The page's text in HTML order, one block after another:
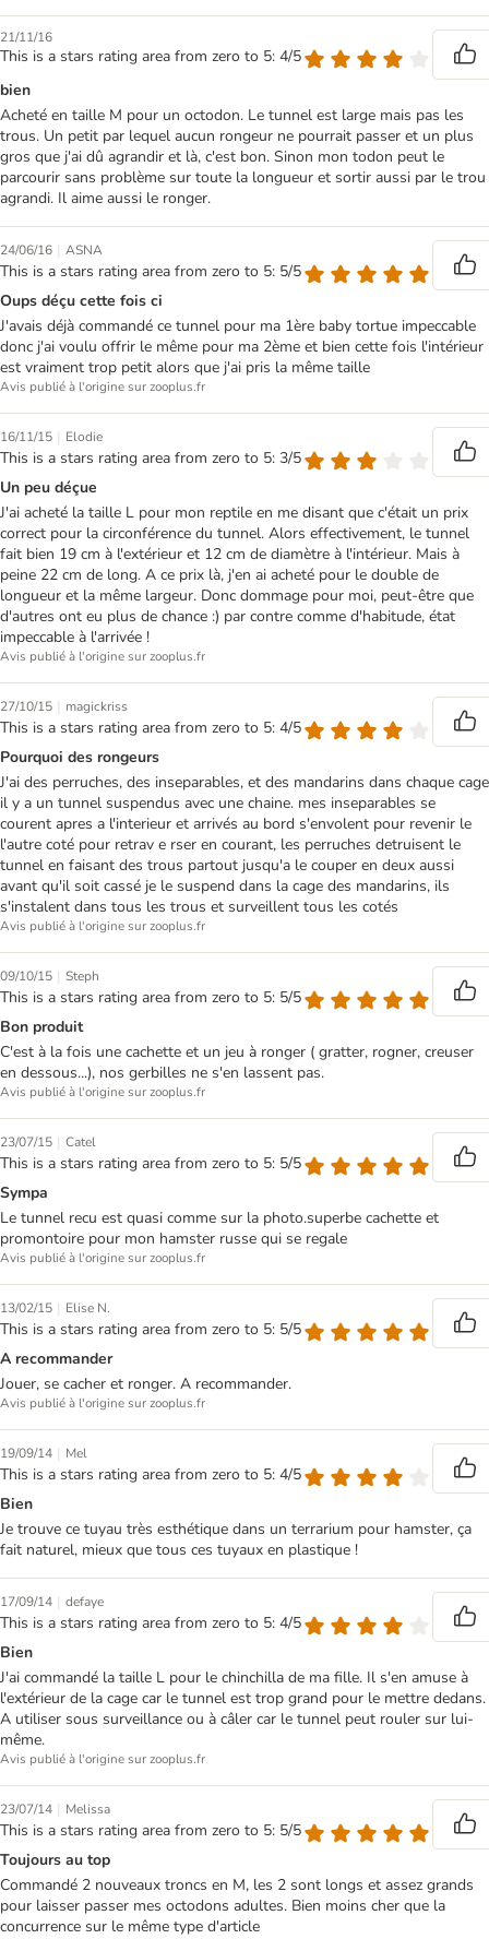
21/11/16
This is a stars rating area from zero to 5: 4/5
bien
Acheté en taille M pour un octodon. Le tunnel est large mais pas les
trous. Un petit par lequel aucun rongeur ne pourrait passer et un plus
gros que j'ai dû agrandir et là, c'est bon. Sinon mon todon peut le
parcourir sans problème sur toute la longueur et sortir aussi par le trou
agrandi. Il aime aussi le ronger.
24/06/16 | ASNA
This is a stars rating area from zero to 5: 5/5
Oups déçu cette fois ci
J'avais déjà commandé ce tunnel pour ma 1ère baby tortue impeccable
donc j'ai voulu offrir le même pour ma 2ème et bien cette fois l'intérieur
est vraiment trop petit alors que j'ai pris la même taille
Avis publié à l'origine sur zooplus.fr
16/11/15 | Elodie
This is a stars rating area from zero to 5: 3/5
Un peu déçue
J'ai acheté la taille L pour mon reptile en me disant que c'était un prix
correct pour la circonférence du tunnel. Alors effectivement, le tunnel
fait bien 19 cm à l'extérieur et 12 cm de diamètre à l'intérieur. Mais à
peine 22 cm de long. A ce prix là, j'en ai acheté pour le double de
longueur et la même largeur. Donc dommage pour moi, peut-être que
d'autres ont eu plus de chance :) par contre comme d'habitude, état
impeccable à l'arrivée !
Avis publié à l'origine sur zooplus.fr
27/10/15 | magickriss
This is a stars rating area from zero to 5: 4/5
Pourquoi des rongeurs
J'ai des perruches, des inseparables, et des mandarins dans chaque cage
il y a un tunnel suspendus avec une chaine. mes inseparables se
courent apres a l'interieur et arrivés au bord s'envolent pour revenir le
l'autre coté pour retrav e rser en courant, les perruches detruisent le
tunnel en faisant des trous partout jusqu'a le couper en deux aussi
avant qu'il soit cassé je le suspend dans la cage des mandarins, ils
s'instalent dans tous les trous et surveillent tous les cotés
Avis publié à l'origine sur zooplus.fr
09/10/15 | Steph
This is a stars rating area from zero to 5: 5/5
Bon produit
C'est à la fois une cachette et un jeu à ronger ( gratter, rogner, creuser
en dessous...), nos gerbilles ne s'en lassent pas.
Avis publié à l'origine sur zooplus.fr
23/07/15 | Catel
This is a stars rating area from zero to 5: 5/5
Sympa
Le tunnel recu est quasi comme sur la photo.superbe cachette et
promontoire pour mon hamster russe qui se regale
Avis publié à l'origine sur zooplus.fr
13/02/15 | Elise N.
This is a stars rating area from zero to 5: 5/5
A recommander
Jouer, se cacher et ronger. A recommander.
Avis publié à l'origine sur zooplus.fr
19/09/14 | Mel
This is a stars rating area from zero to 5: 4/5
Bien
Je trouve ce tuyau très esthétique dans un terrarium pour hamster, ça
fait naturel, mieux que tous ces tuyaux en plastique !
17/09/14 | defaye
This is a stars rating area from zero to 5: 4/5
Bien
J'ai commandé la taille L pour le chinchilla de ma fille. Il s'en amuse à
l'extérieur de la cage car le tunnel est trop grand pour le mettre dedans.
A utiliser sous surveillance ou à câler car le tunnel peut rouler sur lui-
même.
Avis publié à l'origine sur zooplus.fr
23/07/14 | Melissa
This is a stars rating area from zero to 5: 5/5
Toujours au top
Commandé 2 nouveaux troncs en M, les 2 sont longs et assez grands
pour laisser passer mes octodons adultes. Bien moins cher que la
concurrence sur le même type d'article